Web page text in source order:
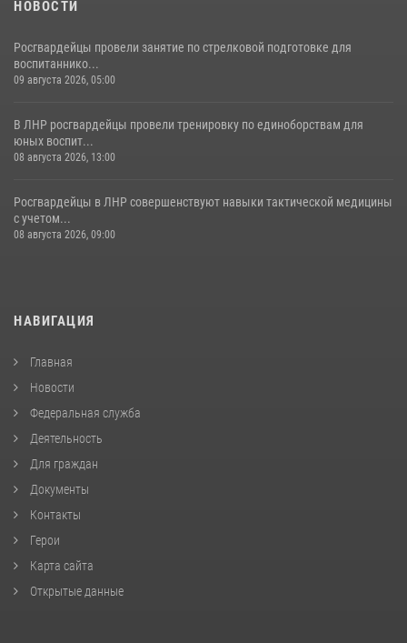
НОВОСТИ
Росгвардейцы провели занятие по стрелковой подготовке для
воспитаннико...
09 августа 2026, 05:00
В ЛНР росгвардейцы провели тренировку по единоборствам для
юных воспит...
08 августа 2026, 13:00
Росгвардейцы в ЛНР совершенствуют навыки тактической медицины
с учетом...
08 августа 2026, 09:00
НАВИГАЦИЯ
Главная
Новости
Федеральная служба
Деятельность
Для граждан
Документы
Контакты
Герои
Карта сайта
Открытые данные